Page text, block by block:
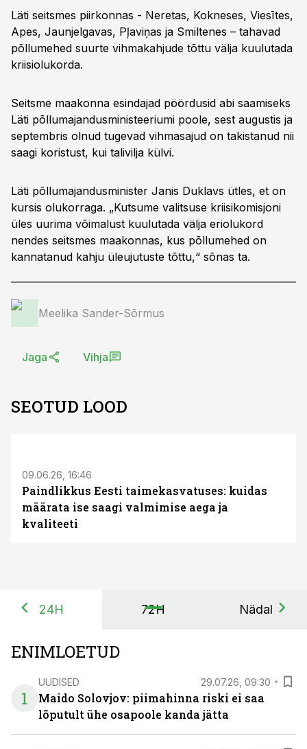
Läti seitsmes piirkonnas - Neretas, Kokneses, Viesītes,
Apes, Jaunjelgavas, Pļaviņas ja Smiltenes – tahavad
põllumehed suurte vihmakahjude tõttu välja kuulutada
kriisiolukorda.
Seitsme maakonna esindajad pöördusid abi saamiseks
Läti põllumajandusministeeriumi poole, sest augustis ja
septembris olnud tugevad vihmasajud on takistanud nii
saagi koristust, kui talivilja külvi.
Läti põllumajandusminister Janis Duklavs ütles, et on
kursis olukorraga. „Kutsume valitsuse kriisikomisjoni
üles uurima võimalust kuulutada välja eriolukord
nendes seitsmes maakonnas, kus põllumehed on
kannatanud kahju üleujutuste tõttu,“ sõnas ta.
Meelika Sander-Sõrmus
Jaga Vihja
SEOTUD LOOD
09.06.26, 16:46
Paindlikkus Eesti taimekasvatuses: kuidas
määrata ise saagi valmimise aega ja
kvaliteeti
24H 72H Nädal
ENIMLOETUD
1
UUDISED 29.07.26, 09:30
Maido Solovjov: piimahinna riski ei saa
lõputult ühe osapoole kanda jätta